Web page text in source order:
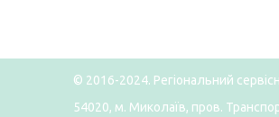
© 2016-2024. Регіональний
54020, м. Миколаїв, пров.